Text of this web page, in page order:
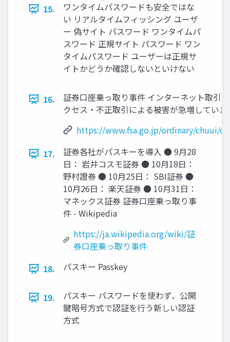
15.
ワンタイムパスワードも安全ではな
い リアルタイムフィッシング ユーザ
ー 偽サイト パスワード ワンタイムパ
スワード 正規サイト パスワード ワン
タイムパスワード ユーザーは正規サ
イトかどうか確認しないといけない
16.
証券口座乗っ取り事件 インターネット取引
クセス・不正取引による被害が急増してい
https://www.fsa.go.jp/ordinary/chuui/
17.
証券各社がパスキーを導入 ● 9月28
日： 岩井コスモ証券 ● 10月18日：
野村證券 ● 10月25日： SBI証券 ●
10月26日： 楽天証券 ● 10月31日：
マネックス証券 証券口座乗っ取り事
件 - Wikipedia
https://ja.wikipedia.org/wiki/証
券口座乗っ取り事件
18.
パスキー Passkey
19.
パスキー パスワードを使わず、公開
鍵暗号方式で認証を行う新しい認証
方式